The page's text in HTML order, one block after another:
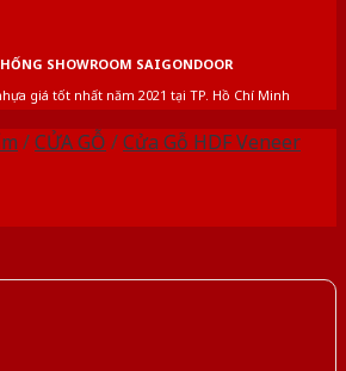
SHOWROOM SAIGONDOOR
giá tốt nhất năm 2021 tại TP. Hồ Chí Minh
/CỬA GỖ /Cửa Gỗ HDF Veneer